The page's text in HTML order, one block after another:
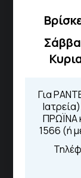
Για
ΠΡΩΪΝΑ
1566 (ή
Για
ΓΝΑ